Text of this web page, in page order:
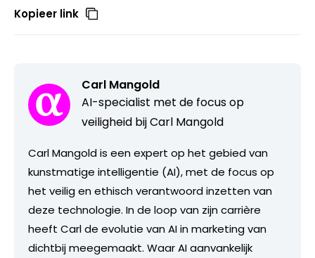
Kopieer link
Carl Mangold
AI-specialist met de focus op
veiligheid bij Carl Mangold
Carl Mangold is een expert op het gebied van
kunstmatige intelligentie (AI), met de focus op
het veilig en ethisch verantwoord inzetten van
deze technologie. In de loop van zijn carrière
heeft Carl de evolutie van AI in marketing van
dichtbij meegemaakt. Waar AI aanvankelijk